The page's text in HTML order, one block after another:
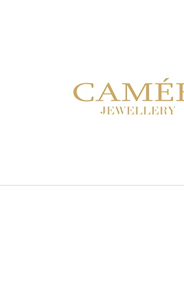
CO POTŘEBUJETE NAJÍT?
DOPORUČUJEME